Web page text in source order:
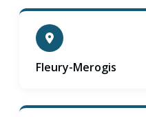
Fleury-Merogis